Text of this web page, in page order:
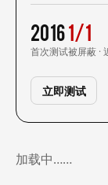
2016
首次测试
1/1
被屏蔽 ·
立即测试
加载中……